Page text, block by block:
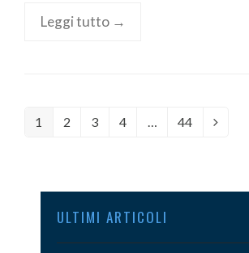
Leggi tutto →
Page
1 Page
2 Page
3 Page
4 … Page
44 Next
ULTIMI ARTICOLI